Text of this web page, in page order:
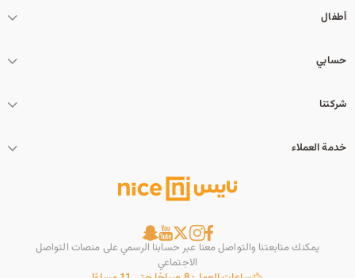
أطفال
حسابي
شركتنا
خدمة العملاء
يمكنك متابعتنا والتواصل معنا عبر حسابنا الرسمي على منصات التواصل
الاجتماعي